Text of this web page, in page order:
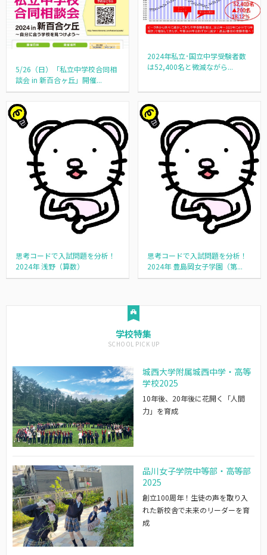
5/26（日）「私立中学校合同相
談会 in 新百合ヶ丘」開催...
2024年私立･国立中学受験者数
は52,400名と微減ながら...
思考コードで入試問題を分析！
2024年 浅野（算数）
思考コードで入試問題を分析！
2024年 豊島岡女子学園（第...
学校特集
城西大学附属城西中学・高等
学校2025
10年後、20年後に花開く「人間
力」を育成
品川女子学院中等部・高等部
2025
創立100周年！生徒の声を取り入
れた新校舎で未来のリーダーを育
成